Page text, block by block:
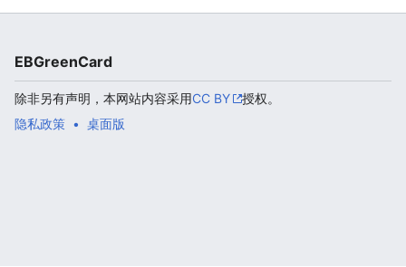
EBGreenCard
除非另有声明，本网站内容采用CC BY
授权。
隐私政策
桌面版